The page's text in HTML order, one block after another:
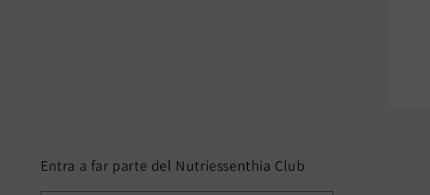
Entra a far parte del Nutriessenthia Club